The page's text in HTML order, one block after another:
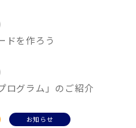
ドを作ろう
ログラム」のご紹介
お知らせ